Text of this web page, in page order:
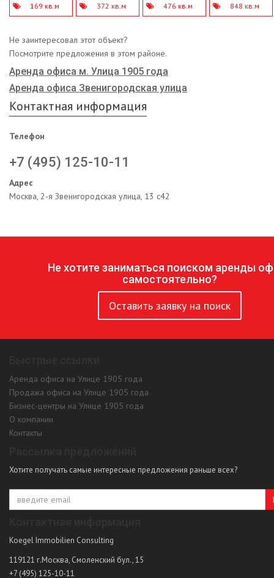
169 кв.м 372 кв.м 476 кв.м 848 кв.м
Не заинтересовал этот объект?
Посмотрите предложения в этом районе.
Аренда офиса м. Улица 1905 года
Аренда офиса Звенигородская улица
Контактная информация
Телефон
+7 (495) 125-10-11
Адрес
Москва, 2-я Звенигородская улица, 13 с42
Не хотите заниматься поиском аренды
самостоятельно?
Оставить заявку на поиск
Аренда офиса на Улице 1905 года
Продажа офиса на Улице 1905 года
Бизнес-центры на Улице 1905 года
О компании
Контакты
Хотите получать самые интересные предложения раньше всех?
Koegel Immobilien Consulting
119121 г.Москва, Смоленский бул., 15
+7 (495) 125-10-11